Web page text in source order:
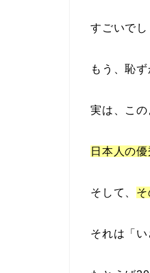
すごいでし
もう、恥
実は、この
日本人の
そして、
それは「